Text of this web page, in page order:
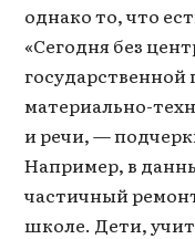
однако то, что
«Сегодня без
материально-
и речи, —
Например, в
частичный
школе. Дети,